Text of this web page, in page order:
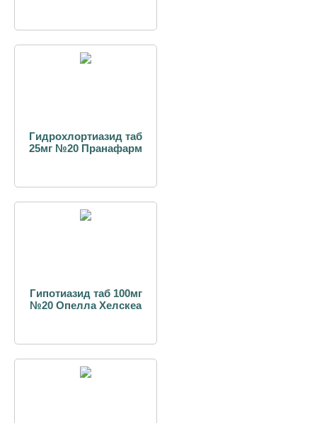
Гидрохлортиазид таб
25мг №20 Пранафарм
Гипотиазид таб 100мг
№20 Опелла Хелскеа